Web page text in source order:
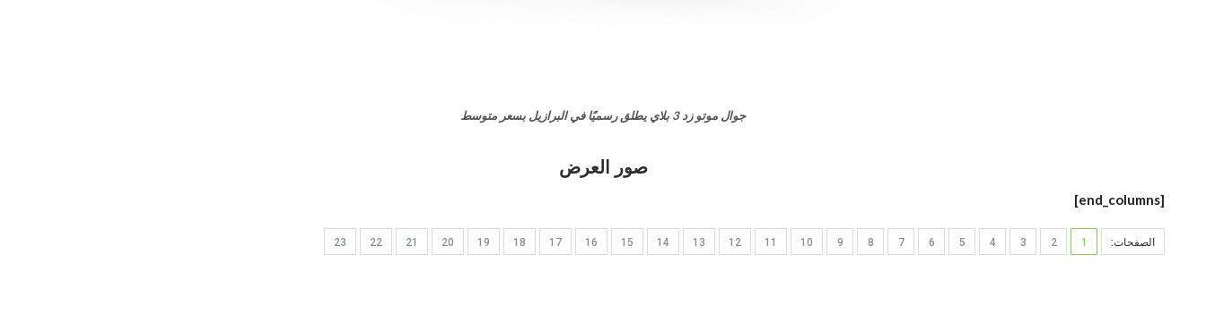
جوال موتو زد 3 بلاي يطلق رسميًا في البرازيل بسعر متوسط
صور العرض
[end_columns]
الصفحات: 1
2
3
4
5
6
7
8
9
10
11
12
13
14
15
16
17
18
19
20
21
22
23